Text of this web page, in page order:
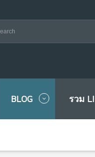
BLOG รวม